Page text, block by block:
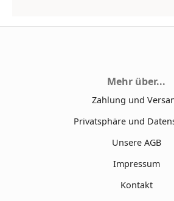
Mehr über...
Zahlung und
Privatsphäre und
Unsere AGB
Impressum
Kontakt